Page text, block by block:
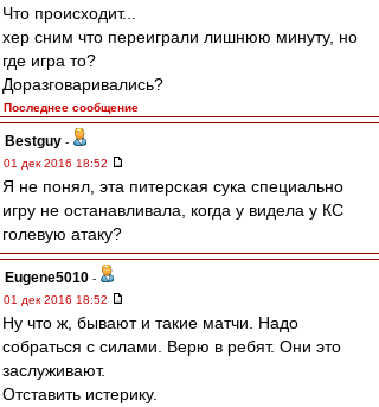
Что происходит...
хер сним что переиграли лишнюю минуту, но
где игра то?
Доразговаривались?
Последнее сообщение
Bestguy -
01 дек 2016 18:52
Я не понял, эта питерская сука специально
игру не останавливала, когда у видела у КС
голевую атаку?
Eugene5010 -
01 дек 2016 18:52
Ну что ж, бывают и такие матчи. Надо
собраться с силами. Верю в ребят. Они это
заслуживают.
Отставить истерику.